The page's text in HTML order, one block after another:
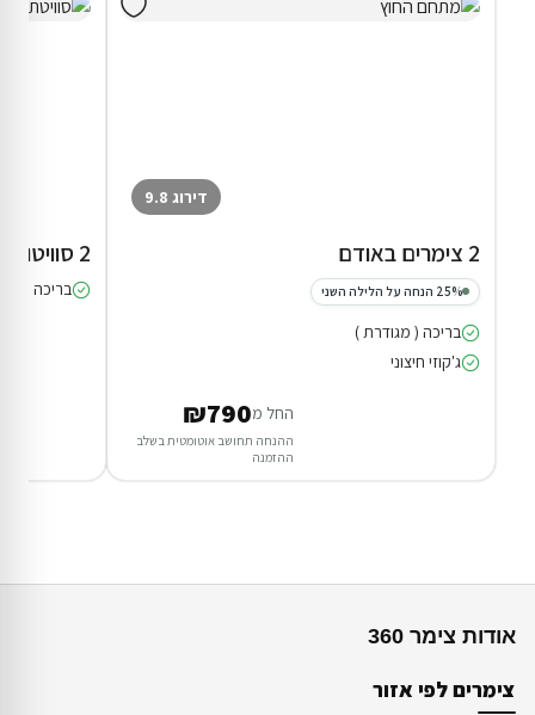
דירוג 9.8
2 צימרים באודם
25% הנחה על הלילה השני
בריכה ( מגודרת )
ג'קוזי חיצוני
החל מ₪790
ההנחה תחושב אוטומטית בשלב
ההזמנה
2 סוויטות בחד נס
בריכה
אודות צימר 360
צימרים לפי אזור